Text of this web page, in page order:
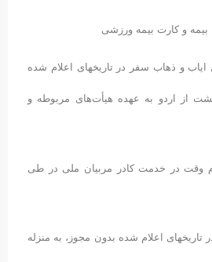
و ذهاب سفر در تاریخهای اعلام شده
از اردو به عهده هیأت‌های مربوطه و
وقت در خدمت کادر مربیان ملی در طی
اعلام شده بدون مجوز، به منزله